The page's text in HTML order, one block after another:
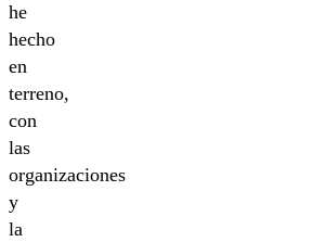
he
hecho
en
terreno,
con
las
organizaciones
y
la